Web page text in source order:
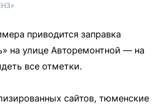
приводится заправка
на улице Авторемонтной — на
все отметки.
сайтов, тюменские